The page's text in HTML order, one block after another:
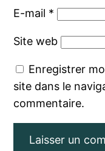
E-mail *
Site web
Enregistrer
site dans le
commentaire.